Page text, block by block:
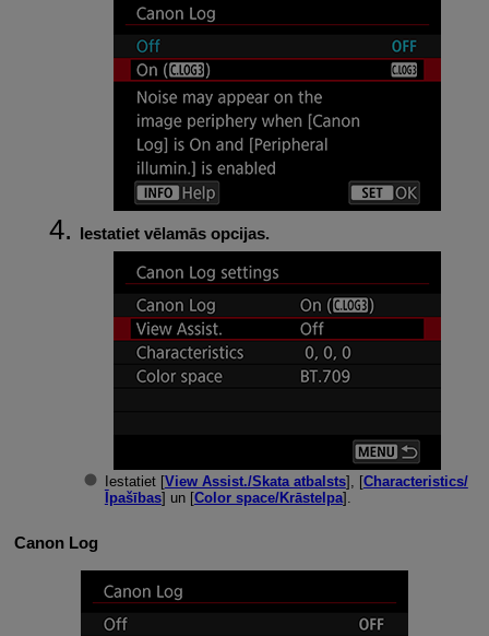
Iestatiet vēlamās opcijas.
Iestatiet [View Assist./Skata atbalsts], [Characteristics/
Īpašības] un [Color space/Krāstelpa].
Canon Log